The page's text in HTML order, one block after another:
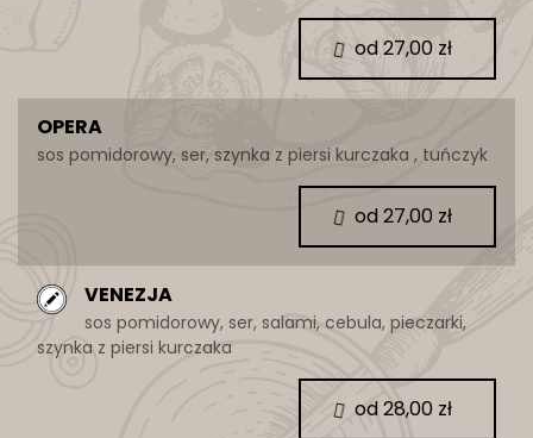
OPERA
sos pomidorowy, ser, szynka z piersi kurczaka , tuńczyk
VENEZJA
sos pomidorowy, ser, salami, cebula, pieczarki,
szynka z piersi kurczaka